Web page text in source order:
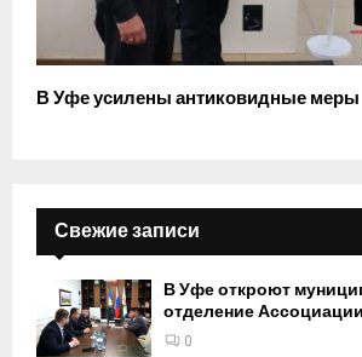
В Уфе усилены антиковидные меры
Свежие записи
В Уфе откроют
отделение
0